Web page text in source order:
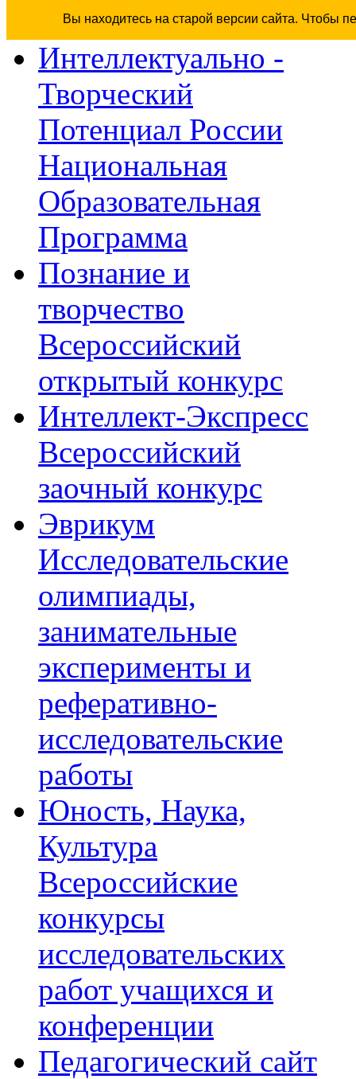
Вы находитесь на старой версии сайта. Чтобы
Интеллектуально -
Творческий
Потенциал России
Национальная
Образовательная
Программа
Познание и
творчество
Всероссийский
открытый конкурс
Интеллект-Экспресс
Всероссийский
заочный конкурс
Эврикум
Исследовательские
олимпиады,
занимательные
эксперименты и
реферативно-
исследовательские
работы
Юность, Наука,
Культура
Всероссийские
конкурсы
исследовательских
работ учащихся и
конференции
Педагогический сайт